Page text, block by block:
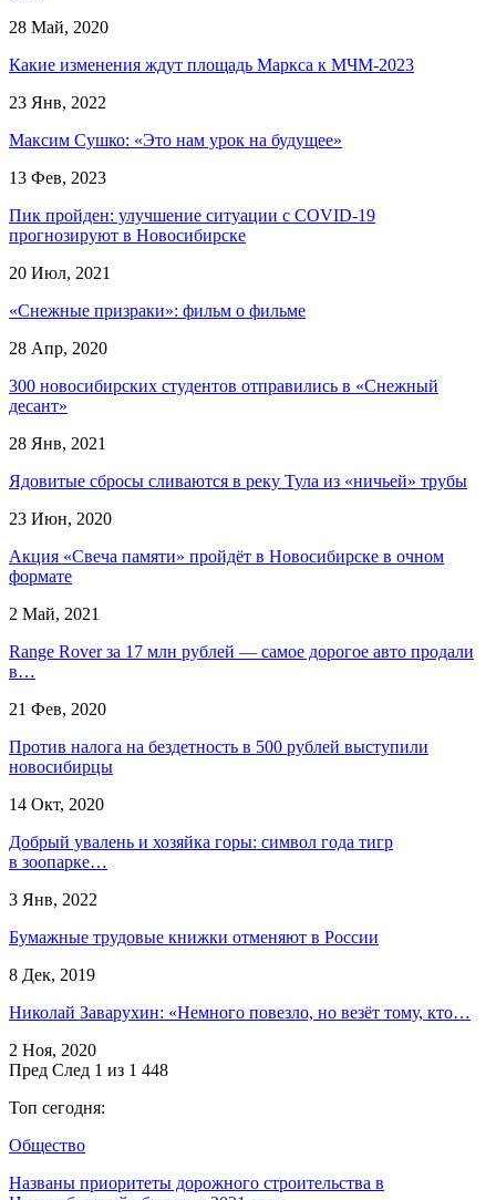
28 Май, 2020
Какие изменения ждут площадь Маркса к МЧМ-2023
23 Янв, 2022
Максим Сушко: «Это нам урок на будущее»
13 Фев, 2023
Пик пройден: улучшение ситуации с COVID-19
прогнозируют в Новосибирске
20 Июл, 2021
«Снежные призраки»: фильм о фильме
28 Апр, 2020
300 новосибирских студентов отправились в «Снежный
десант»
28 Янв, 2021
Ядовитые сбросы сливаются в реку Тула из «ничьей» трубы
23 Июн, 2020
Акция «Свеча памяти» пройдёт в Новосибирске в очном
формате
2 Май, 2021
Range Rover за 17 млн рублей — самое дорогое авто продали
в…
21 Фев, 2020
Против налога на бездетность в 500 рублей выступили
новосибирцы
14 Окт, 2020
Добрый увалень и хозяйка горы: символ года тигр
в зоопарке…
3 Янв, 2022
Бумажные трудовые книжки отменяют в России
8 Дек, 2019
Николай Заварухин: «Немного повезло, но везёт тому, кто…
2 Ноя, 2020
Пред След 1 из 1 448
Топ сегодня:
Общество
Названы приоритеты дорожного строительства в